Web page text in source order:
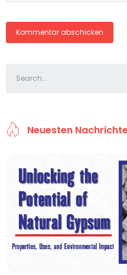
Neuesten